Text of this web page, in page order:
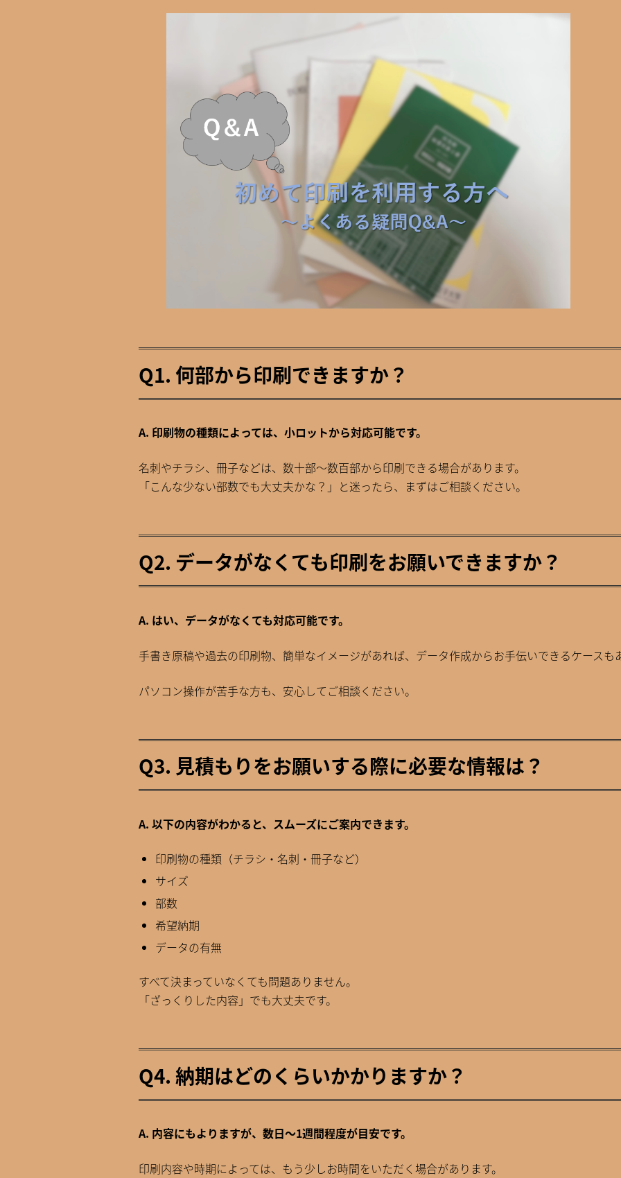
Q1. 何部から印刷できますか？
A. 印刷物の種類によっては、小ロットから対応可能です。
名刺やチラシ、冊子などは、数十部〜数百部から印刷できる場合があります。
「こんな少ない部数でも大丈夫かな？」と迷ったら、まずはご相談ください。
Q2. データがなくても印刷をお願いできますか？
A. はい、データがなくても対応可能です。
手書き原稿や過去の印刷物、簡単なイメージがあれば、データ作成からお手伝いできるケースも
パソコン操作が苦手な方も、安心してご相談ください。
Q3. 見積もりをお願いする際に必要な情報は？
A. 以下の内容がわかると、スムーズにご案内できます。
印刷物の種類（チラシ・名刺・冊子など）
サイズ
部数
希望納期
データの有無
すべて決まっていなくても問題ありません。
「ざっくりした内容」でも大丈夫です。
Q4. 納期はどのくらいかかりますか？
A. 内容にもよりますが、数日〜1週間程度が目安です。
印刷内容や時期によっては、もう少しお時間をいただく場合があります。